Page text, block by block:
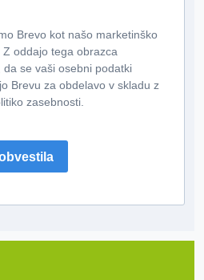
Brevo kot našo marketinško
Z oddajo tega obrazca
da se vaši osebni podatki
Brevu za obdelavo v skladu z
zasebnosti.